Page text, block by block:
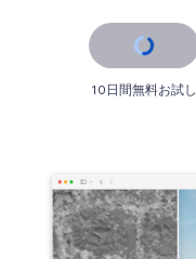
10日間無料お試し